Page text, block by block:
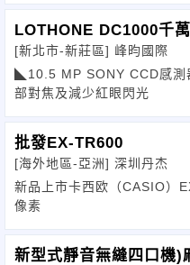
LOTHONE DC1000千
[新北市-新莊區] 峰昀國際
◣10.5 MP SONY CCD感
部對焦及減少紅眼閃光
批發EX-TR600
[海外地區-亞洲] 深圳丹杰
新品上市卡西欧（CASIO）
像素
新型式靜音無縫四口機)